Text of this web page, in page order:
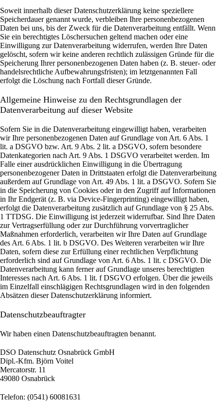
Soweit innerhalb dieser Datenschutzerklärung keine speziellere
Speicherdauer genannt wurde, verbleiben Ihre personenbezogenen
Daten bei uns, bis der Zweck für die Datenverarbeitung entfällt. Wenn
Sie ein berechtigtes Löschersuchen geltend machen oder eine
Einwilligung zur Datenverarbeitung widerrufen, werden Ihre Daten
gelöscht, sofern wir keine anderen rechtlich zulässigen Gründe für die
Speicherung Ihrer personenbezogenen Daten haben (z. B. steuer- oder
handelsrechtliche Aufbewahrungsfristen); im letztgenannten Fall
erfolgt die Löschung nach Fortfall dieser Gründe.
Allgemeine Hinweise zu den Rechtsgrundlagen der
Datenverarbeitung auf dieser Website
Sofern Sie in die Datenverarbeitung eingewilligt haben, verarbeiten
wir Ihre personenbezogenen Daten auf Grundlage von Art. 6 Abs. 1
lit. a DSGVO bzw. Art. 9 Abs. 2 lit. a DSGVO, sofern besondere
Datenkategorien nach Art. 9 Abs. 1 DSGVO verarbeitet werden. Im
Falle einer ausdrücklichen Einwilligung in die Übertragung
personenbezogener Daten in Drittstaaten erfolgt die Datenverarbeitung
außerdem auf Grundlage von Art. 49 Abs. 1 lit. a DSGVO. Sofern Sie
in die Speicherung von Cookies oder in den Zugriff auf Informationen
in Ihr Endgerät (z. B. via Device-Fingerprinting) eingewilligt haben,
erfolgt die Datenverarbeitung zusätzlich auf Grundlage von § 25 Abs.
1 TTDSG. Die Einwilligung ist jederzeit widerrufbar. Sind Ihre Daten
zur Vertragserfüllung oder zur Durchführung vorvertraglicher
Maßnahmen erforderlich, verarbeiten wir Ihre Daten auf Grundlage
des Art. 6 Abs. 1 lit. b DSGVO. Des Weiteren verarbeiten wir Ihre
Daten, sofern diese zur Erfüllung einer rechtlichen Verpflichtung
erforderlich sind auf Grundlage von Art. 6 Abs. 1 lit. c DSGVO. Die
Datenverarbeitung kann ferner auf Grundlage unseres berechtigten
Interesses nach Art. 6 Abs. 1 lit. f DSGVO erfolgen. Über die jeweils
im Einzelfall einschlägigen Rechtsgrundlagen wird in den folgenden
Absätzen dieser Datenschutzerklärung informiert.
Datenschutz­beauftragter
Wir haben einen Datenschutzbeauftragten benannt.
DSO Datenschutz Osnabrück GmbH
Dipl.-Kfm. Björn Voitel
Mercatorstr. 11
49080 Osnabrück
Telefon: (0541) 60081631